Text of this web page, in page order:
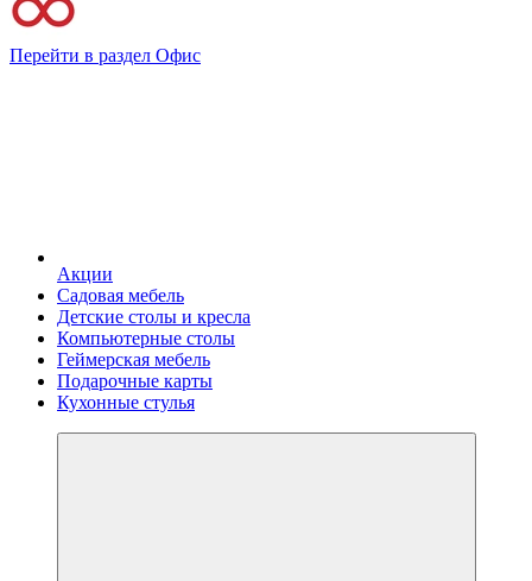
Перейти в раздел Офис
Акции
Садовая мебель
Детские столы и кресла
Компьютерные столы
Геймерская мебель
Подарочные карты
Кухонные стулья